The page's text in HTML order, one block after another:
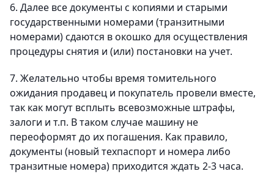
6. Далее все документы с копиями и старыми
государственными номерами (транзитными
номерами) сдаются в окошко для осуществления
процедуры снятия и (или) постановки на учет.
7. Желательно чтобы время томительного
ожидания продавец и покупатель провели вместе,
так как могут всплыть всевозможные штрафы,
залоги и т.п. В таком случае машину не
переоформят до их погашения. Как правило,
документы (новый техпаспорт и номера либо
транзитные номера) приходится ждать 2-3 часа.